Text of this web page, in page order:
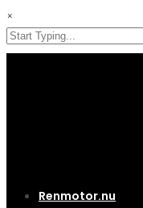
×
Renmotor.nu